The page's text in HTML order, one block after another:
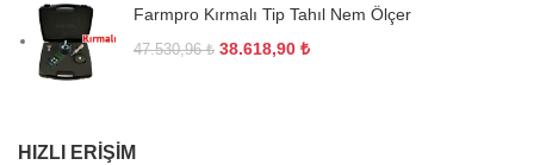
Farmpro Kırmalı Tip Tahıl Nem Ölçer
47.530,96₺ 38.618,90 ₺
HIZLI ERIŞIM